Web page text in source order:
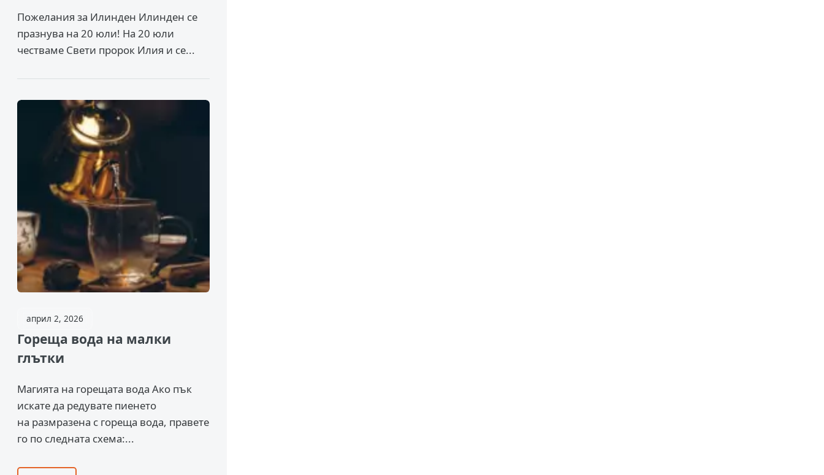
Пожелания за Илинден Илинден се
празнува на 20 юли! На 20 юли
честваме Свети пророк Илия и се...
април 2, 2026
Гореща вода на малки
глътки
Магията на горещата вода Ако пък
искате да редувате пиенето
на размразена с гореща вода, правете
го по следната схема:...